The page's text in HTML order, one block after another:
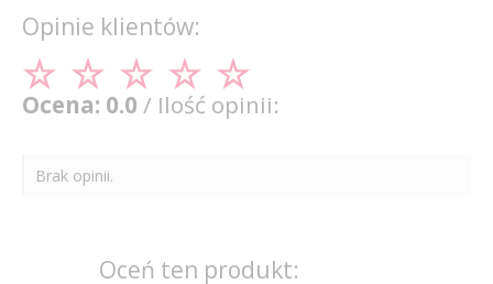
Opinie klientów:
Ocena: 0.0 / Ilość opinii:
Brak opinii.
Oceń ten produkt: